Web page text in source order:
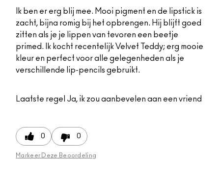
Ik ben er erg blij mee. Mooi pigment en de lipstick is
zacht, bijna romig bij het opbrengen. Hij blijft goed
zitten als je je lippen van tevoren een beetje
primed. Ik kocht recentelijk Velvet Teddy; erg mooie
kleur en perfect voor alle gelegenheden als je
verschillende lip-pencils gebruikt.
Laatste regel Ja, ik zou aanbevelen aan een vriend
0 0
Markeer Deze Beoordeling